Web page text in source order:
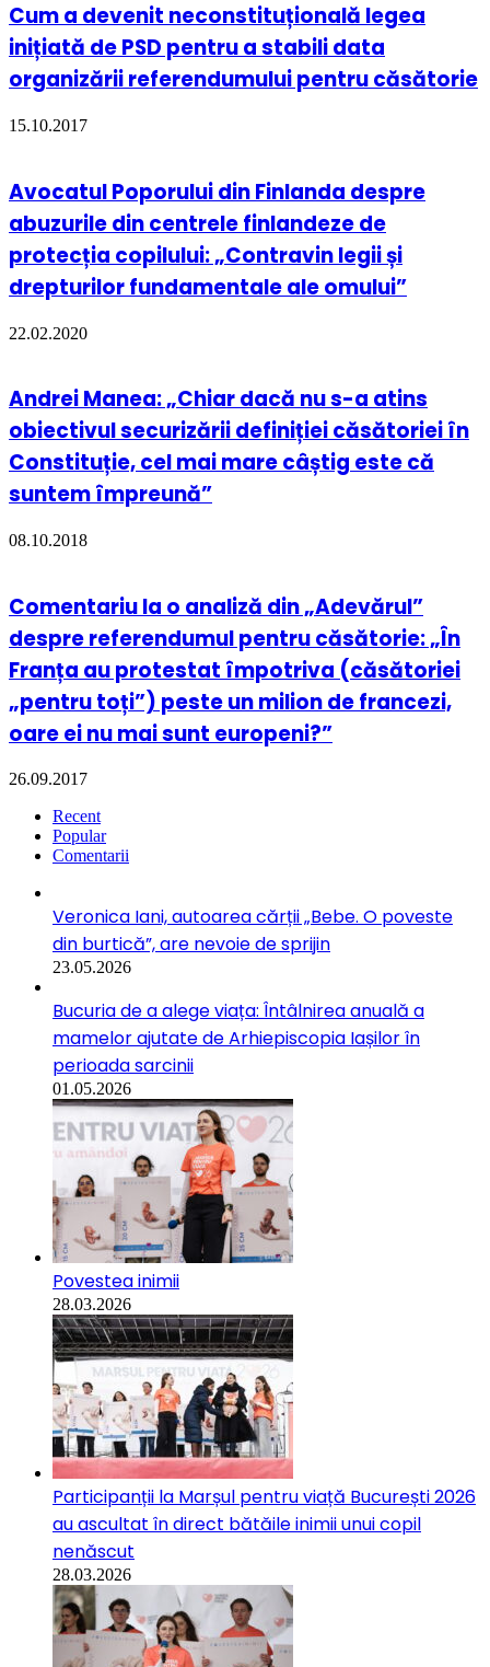
Cum a devenit neconstituțională legea
inițiată de PSD pentru a stabili data
organizării referendumului pentru căsătorie
15.10.2017
Avocatul Poporului din Finlanda despre
abuzurile din centrele finlandeze de
protecția copilului: „Contravin legii și
drepturilor fundamentale ale omului”
22.02.2020
Andrei Manea: „Chiar dacă nu s-a atins
obiectivul securizării definiției căsătoriei în
Constituție, cel mai mare câștig este că
suntem împreună”
08.10.2018
Comentariu la o analiză din „Adevărul”
despre referendumul pentru căsătorie: „În
Franța au protestat împotriva (căsătoriei
„pentru toți”) peste un milion de francezi,
oare ei nu mai sunt europeni?”
26.09.2017
Recent
Popular
Comentarii
Veronica Iani, autoarea cărții „Bebe. O poveste
din burtică”, are nevoie de sprijin
23.05.2026
Bucuria de a alege viața: Întâlnirea anuală a
mamelor ajutate de Arhiepiscopia Iașilor în
perioada sarcinii
01.05.2026
Povestea inimii
28.03.2026
Participanții la Marșul pentru viață București 2026
au ascultat în direct bătăile inimii unui copil
nenăscut
28.03.2026